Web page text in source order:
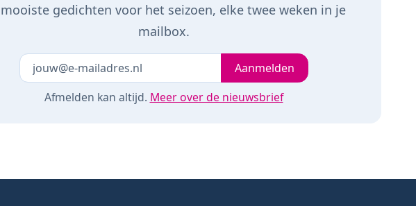
gedichten voor het seizoen, elke twee weken in je
mailbox.
Laat dit veld leeg Je e-mailadresAanmelden
Afmelden kan altijd. Meer over de nieuwsbrief